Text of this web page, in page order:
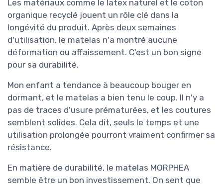
Les matériaux comme le latex naturel et le coton
organique recyclé jouent un rôle clé dans la
longévité du produit. Après deux semaines
d'utilisation, le matelas n'a montré aucune
déformation ou affaissement. C'est un bon signe
pour sa durabilité.
Mon enfant a tendance à beaucoup bouger en
dormant, et le matelas a bien tenu le coup. Il n'y a
pas de traces d'usure prématurées, et les coutures
semblent solides. Cela dit, seuls le temps et une
utilisation prolongée pourront vraiment confirmer sa
résistance.
En matière de durabilité, le matelas MORPHEA
semble être un bon investissement. On sent que